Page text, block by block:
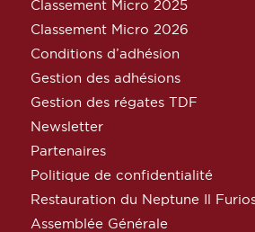
Classement Micro 2025
Classement Micro 2026
Conditions d’adhésion
Gestion des adhésions
Gestion des régates TDF
Newsletter
Partenaires
Politique de confidentialité
Restauration du Neptune Il
Assemblée Générale